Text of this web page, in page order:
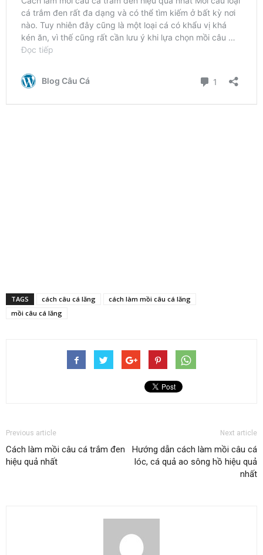
TAGS cách câu cá lăng
cách làm mồi câu cá lăng
mồi câu cá lăng
Previous article
Cách làm mồi câu cá trắm đen
hiệu quả nhất
Next article
Hướng dẫn cách làm mồi câu cá
lóc, cá quả ao sông hồ hiệu quả
nhất